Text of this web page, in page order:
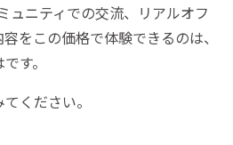
ュニティでの交流、リアルオフ
をこの価格で体験できるのは、
す。
ください。